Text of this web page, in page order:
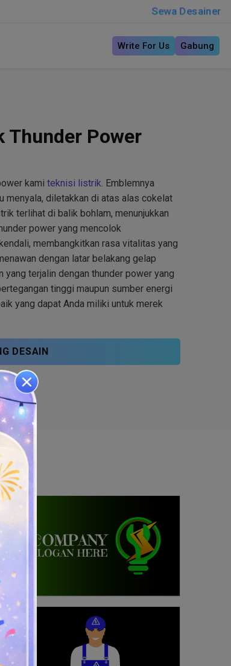
Sewa Desainer
Write For Us Gabung
Thunder Power
kami teknisi listrik. Emblemnya
menyala, diletakkan di atas alas cokelat
terlihat di balik bohlam, menunjukkan
power yang mencolok
membangkitkan rasa vitalitas yang
dengan latar belakang gelap
terjalin dengan thunder power yang
tinggi maupun sumber energi
yang dapat Anda miliki untuk merek
DESAIN